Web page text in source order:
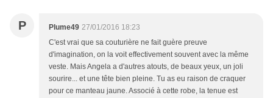
P Plume49 27/01/2016 18:23
C'est vrai que sa couturière ne fait guère preuve
d'imagination, on la voit effectivement souvent avec la même
veste. Mais Angela a d'autres atouts, de beaux yeux, un joli
sourire... et une tête bien pleine. Tu as eu raison de craquer
pour ce manteau jaune. Associé à cette robe, la tenue est